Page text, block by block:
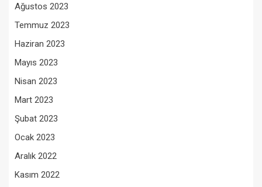
Ağustos 2023
Temmuz 2023
Haziran 2023
Mayıs 2023
Nisan 2023
Mart 2023
Şubat 2023
Ocak 2023
Aralık 2022
Kasım 2022